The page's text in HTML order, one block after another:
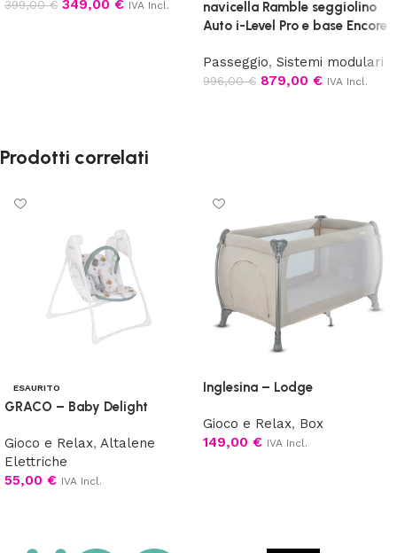
399,00€ 349,00 € IVA Incl.
navicella Ramble seggiolino
Auto i-Level Pro e base Encore
Passeggio, Sistemi modulari
996,00€ 879,00 € IVA Incl.
Prodotti correlati
ESAURITO
GRACO – Baby Delight
Gioco e Relax, Altalene
Elettriche
55,00 € IVA Incl.
Inglesina – Lodge
Gioco e Relax, Box
149,00 € IVA Incl.